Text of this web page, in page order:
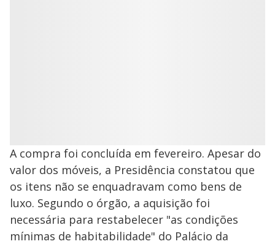
A compra foi concluída em fevereiro. Apesar do
valor dos móveis, a Presidência constatou que
os itens não se enquadravam como bens de
luxo. Segundo o órgão, a aquisição foi
necessária para restabelecer "as condições
mínimas de habitabilidade" do Palácio da